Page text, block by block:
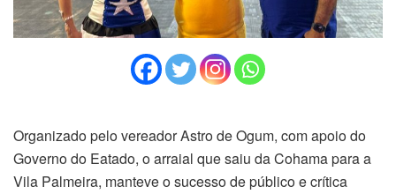
Organizado pelo vereador Astro de Ogum, com apoio do
Governo do Eatado, o arraial que saiu da Cohama para a
Vila Palmeira, manteve o sucesso de público e crítica